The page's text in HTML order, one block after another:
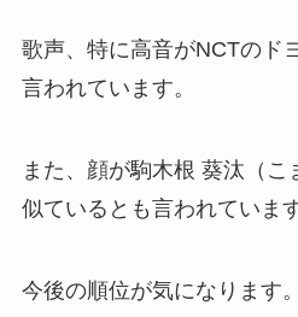
歌声、特に高音がNCTのド
言われています。
また、顔が駒木根 葵汰（
似ているとも言われています
今後の順位が気になります。